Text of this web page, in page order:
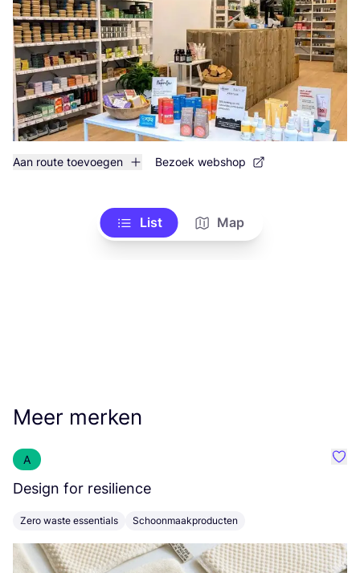
Aan route toevoegen Bezoek webshop
List Map
Meer merken
A
Design for resilience
Zero waste essentials Schoonmaakproducten